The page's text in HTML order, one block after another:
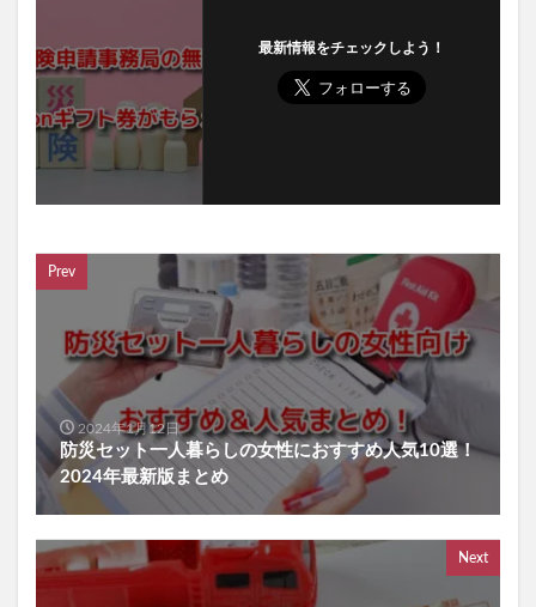
最新情報をチェックしよう！
Prev
2024年1月12日
防災セット一人暮らしの女性におすすめ人気10選！
2024年最新版まとめ
Next